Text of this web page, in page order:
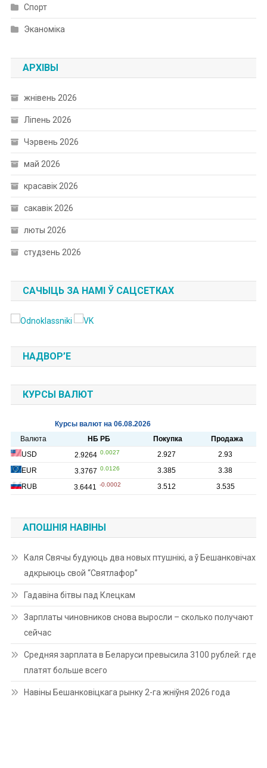
Спорт
Эканоміка
АРХІВЫ
жнівень 2026
Ліпень 2026
Чэрвень 2026
май 2026
красавік 2026
сакавік 2026
люты 2026
студзень 2026
САЧЫЦЬ ЗА НАМІ Ў САЦСЕТКАХ
НАДВОР’Е
КУРСЫ ВАЛЮТ
АПОШНІЯ НАВІНЫ
Каля Свячы будуюць два новых птушнікі, а ў Бешанковічах
адкрыюць свой “Святлафор”
Гадавіна бітвы пад Клецкам
Зарплаты чиновников снова выросли – сколько получают
сейчас
Средняя зарплата в Беларуси превысила 3100 рублей: где
платят больше всего
Навіны Бешанковіцкага рынку 2-га жніўня 2026 года